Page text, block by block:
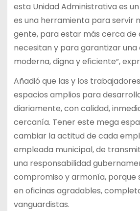
esta Unidad Administrativa es
es una herramienta para servir
gente, para estar más cerca de
necesitan y para garantizar una
moderna, digna y eficiente”,
Añadió que las y los
espacios amplios para
diariamente, con calidad,
cercanía. Tener este mega
cambiar la actitud de cada
empleada municipal, de
una responsabilidad
compromiso y armonía, porque
en oficinas agradables,
vanguardistas.